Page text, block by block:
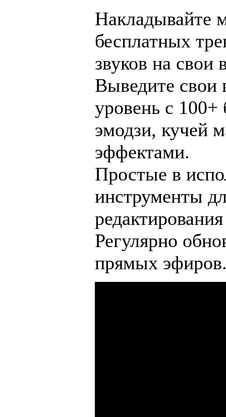
Накладывайте
бесплатных
звуков на свои
Выведите свои
уровень с
эмодзи, кучей
эффектами.
Простые в
инструменты
Регулярно
прямых